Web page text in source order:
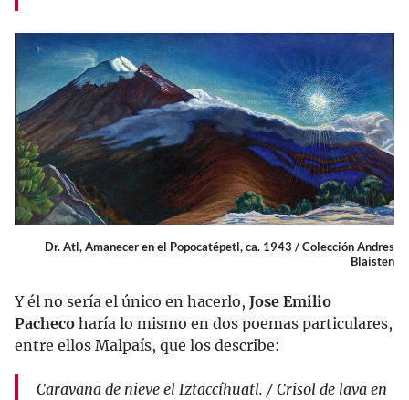
Dr. Atl, Amanecer en el Popocatépetl, ca. 1943 / Colección Andres
Blaisten
Y él no sería el único en hacerlo, Jose Emilio
Pacheco haría lo mismo en dos poemas particulares,
entre ellos Malpaís, que los describe:
Caravana de nieve el Iztaccíhuatl. / Crisol de lava en